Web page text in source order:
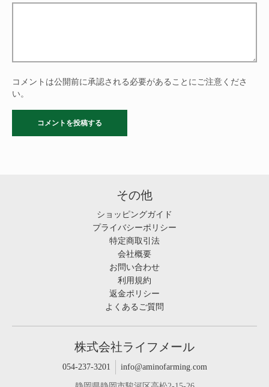
コメントは公開前に承認される必要があることにご注意くださ
い。
その他
ショッピングガイド
プライバシーポリシー
特定商取引法
会社概要
お問い合わせ
利用規約
返金ポリシー
よくあるご質問
株式会社ライフメール
054-237-3201 info@aminofarming.com